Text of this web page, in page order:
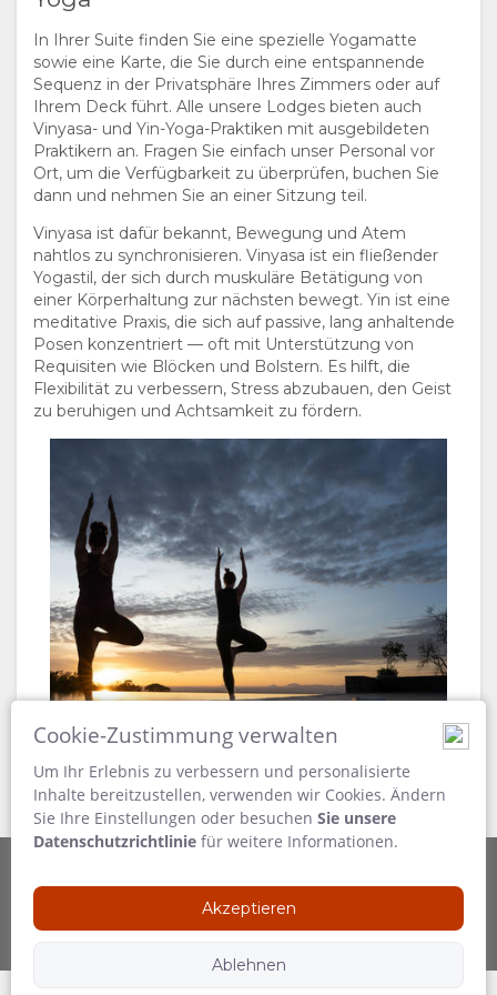
einem Drink am späten Nachmittag macht es zu
einem großartigen Ort, um die Schönheit der
Landschaft in vollen Zügen zu genießen, aber auch
den Umfang und die Bedeutung der Arbeit der
Abteilung zur Bekämpfung der Wilderei des Singita
Grumeti Fund in Augenschein zu nehmen.
Hinweis: Der Aufstieg zum OP7 erfolgt auf einem
empfohlen.
In Ihrer Suite finden Sie eine spezielle Yogamatte
sowie eine Karte, die Sie durch eine entspannende
Sequenz in der Privatsphäre Ihres Zimmers oder auf
Ihrem Deck führt. Alle unsere Lodges bieten auch
Vinyasa- und Yin-Yoga-Praktiken mit ausgebildeten
Praktikern an. Fragen Sie einfach unser Personal vor
Ort, um die Verfügbarkeit zu überprüfen, buchen Sie
dann und nehmen Sie an einer Sitzung teil.
Vinyasa ist dafür bekannt, Bewegung und Atem
nahtlos zu synchronisieren. Vinyasa ist ein fließender
Yogastil, der sich durch muskuläre Betätigung von
einer Körperhaltung zur nächsten bewegt. Yin ist eine
meditative Praxis, die sich auf passive, lang anhaltende
Posen konzentriert — oft mit Unterstützung von
Requisiten wie Blöcken und Bolstern. Es hilft, die
Flexibilität zu verbessern, Stress abzubauen, den Geist
zu beruhigen und Achtsamkeit zu fördern.
Folgen Sie uns
Cookie-Zustimmung verwalten
Um Ihr Erlebnis zu verbessern und personalisierte
Inhalte bereitzustellen, verwenden wir Cookies. Ändern
Sie Ihre Einstellungen oder besuchen Sie unsere
Datenschutzrichtlinie für weitere Informationen.
Akzeptieren
Ablehnen